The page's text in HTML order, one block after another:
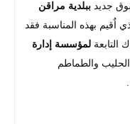
جديد ببلدية مراقن
اٌقيم بهذه المناسبة فقد
لمؤسسة إدارة
الحليب والطماطم